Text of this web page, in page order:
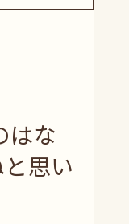
はな
思い